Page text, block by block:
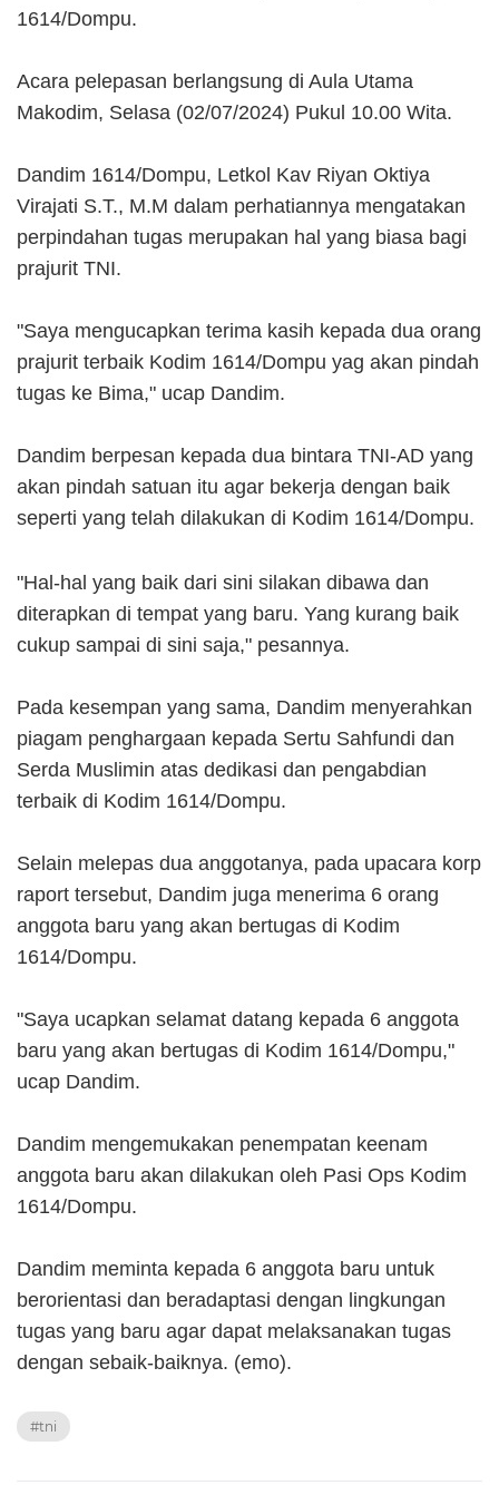
1614/Dompu.
Acara pelepasan berlangsung di Aula Utama
Makodim, Selasa (02/07/2024) Pukul 10.00 Wita.
Dandim 1614/Dompu, Letkol Kav Riyan Oktiya
Virajati S.T., M.M dalam perhatiannya mengatakan
perpindahan tugas merupakan hal yang biasa bagi
prajurit TNI.
"Saya mengucapkan terima kasih kepada dua orang
prajurit terbaik Kodim 1614/Dompu yag akan pindah
tugas ke Bima," ucap Dandim.
Dandim berpesan kepada dua bintara TNI-AD yang
akan pindah satuan itu agar bekerja dengan baik
seperti yang telah dilakukan di Kodim 1614/Dompu.
"Hal-hal yang baik dari sini silakan dibawa dan
diterapkan di tempat yang baru. Yang kurang baik
cukup sampai di sini saja," pesannya.
Pada kesempan yang sama, Dandim menyerahkan
piagam penghargaan kepada Sertu Sahfundi dan
Serda Muslimin atas dedikasi dan pengabdian
terbaik di Kodim 1614/Dompu.
Selain melepas dua anggotanya, pada upacara korp
raport tersebut, Dandim juga menerima 6 orang
anggota baru yang akan bertugas di Kodim
1614/Dompu.
"Saya ucapkan selamat datang kepada 6 anggota
baru yang akan bertugas di Kodim 1614/Dompu,"
ucap Dandim.
Dandim mengemukakan penempatan keenam
anggota baru akan dilakukan oleh Pasi Ops Kodim
1614/Dompu.
Dandim meminta kepada 6 anggota baru untuk
berorientasi dan beradaptasi dengan lingkungan
tugas yang baru agar dapat melaksanakan tugas
dengan sebaik-baiknya. (emo).
#tni